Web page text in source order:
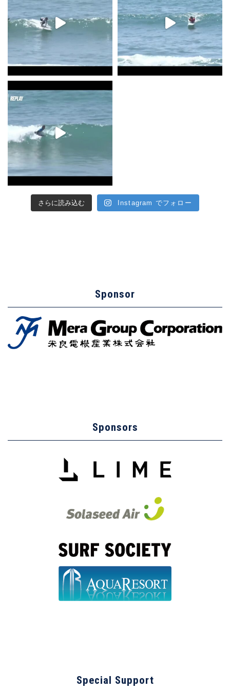
さらに読み込む Instagram でフォロー
Sponsor
Sponsors
Special Support